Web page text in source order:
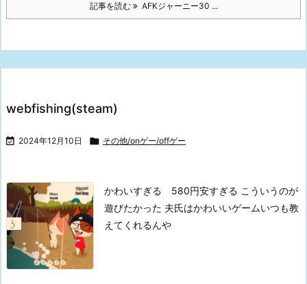
記事を読む AFKジャーニー30 ...
webfishing(steam)
 2024年12月10日  その他/onゲー/offゲー
かわいすぎる 580円安すぎる こういうのが
遊びたかった 夫氏はかわいいゲームいつも教
えてくれるんや